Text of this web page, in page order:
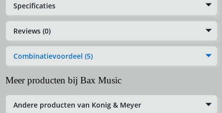
Specificaties
Reviews (0)
Combinatievoordeel (5)
Meer producten bij Bax Music
Andere producten van Konig & Meyer